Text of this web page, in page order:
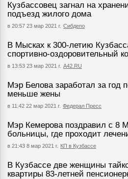
Кузбассовец загнал на
подъезд жилого дома
в 20:57 23 мар 2021 г. Сибдепо
В Мысках к 300-летию
спортивно-оздоровительный
в 13:53 23 мар 2021 г. А42.RU
Мэр Белова заработал за год
меньше жены
в 11:42 22 мар 2021 г. Федерал Пресс
Мэр Кемерова поздравил с 8
больницы, где проходит
в 21:43 8 мар 2021 г. КП в Кузбассе
В Кузбассе две женщины
квартиры 83-летней